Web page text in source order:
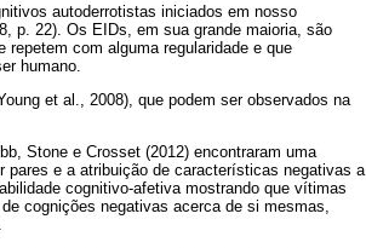
autoderrotistas iniciados em nosso
p. 22). Os EIDs, em sua grande maioria, são
com alguma regularidade e que
humano.
et al., 2008), que podem ser observados na
Stone e Crosset (2012) encontraram uma
e a atribuição de características negativas a
cognitivo-afetiva mostrando que vítimas
cognições negativas acerca de si mesmas,